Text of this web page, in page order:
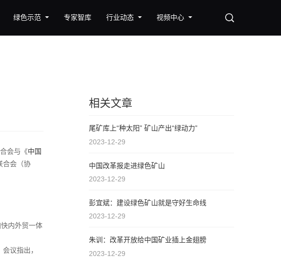
绿色示范 专家智库 行业动态 视频中心
会与《中国
合会（协
内外贸一体
议指出，
相关文章
尾矿库上“种太阳” 矿山产出“绿动力”
2023-12-29
中国改革报走进绿色矿山
2023-12-29
彭宜斌：建设绿色矿山就是守好生命线
2023-12-29
朱训：改革开放给中国矿业插上金翅膀
2023-12-29